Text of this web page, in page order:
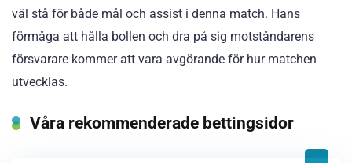
väl stå för både mål och assist i denna match. Hans
förmåga att hålla bollen och dra på sig motståndarens
försvarare kommer att vara avgörande för hur matchen
utvecklas.
Våra rekommenderade bettingsidor